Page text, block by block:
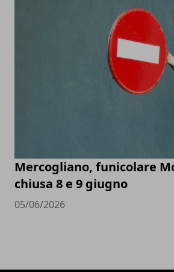
Mercogliano, funicolare
chiusa 8 e 9 giugno
05/06/2026